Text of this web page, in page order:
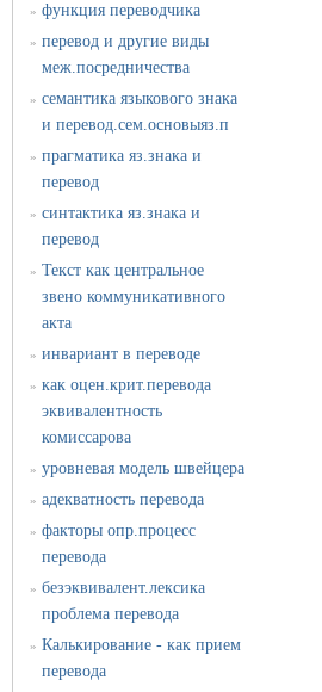
» функция переводчика
» перевод и другие виды
меж.посредничества
» семантика языкового знака
и перевод.сем.основыяз.п
» прагматика яз.знака и
перевод
» синтактика яз.знака и
перевод
» Текст как центральное
звено коммуникативного
акта
» инвариант в переводе
» как оцен.крит.перевода
эквивалентность
комиссарова
» уровневая модель швейцера
» адекватность перевода
» факторы опр.процесс
перевода
» безэквивалент.лексика
проблема перевода
» Калькирование - как прием
перевода